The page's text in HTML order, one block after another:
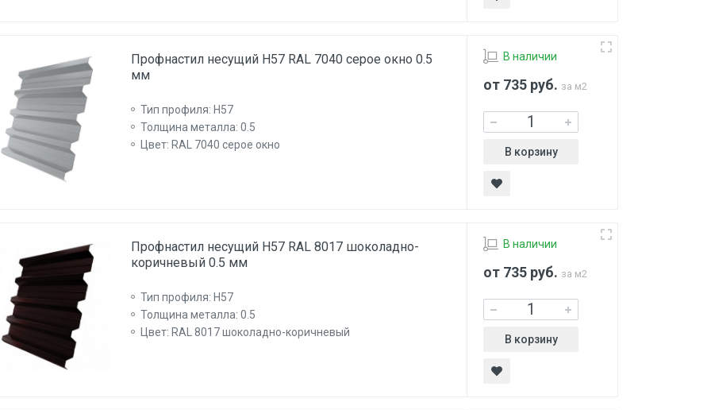
Профнастил несущий Н57 RAL 7040 серое окно 0.5
мм
Тип профиля: Н57
Толщина металла: 0.5
Цвет: RAL 7040 серое окно
В наличии
от 735 руб. за м2
В корзину
Профнастил несущий Н57 RAL 8017 шоколадно-
коричневый 0.5 мм
Тип профиля: Н57
Толщина металла: 0.5
Цвет: RAL 8017 шоколадно-коричневый
В наличии
от 735 руб. за м2
В корзину